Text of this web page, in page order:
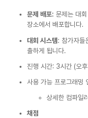
문제 배포: 문제는 대
장소에서 배포합니다.
대회 시스템: 참가자들
출하게 됩니다.
진행 시간: 3시간 (오
사용 가능 프로그래
상세한 컴파일
채점